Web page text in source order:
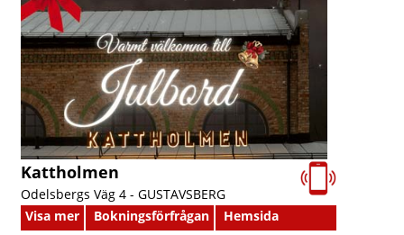
Kattholmen
Odelsbergs Väg 4 - GUSTAVSBERG
Visa mer
Bokningsförfrågan
Hemsida